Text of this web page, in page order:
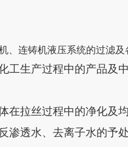
、连铸机液压系统的过滤及
工生产过程中的产品及
在拉丝过程中的净化及
渗透水、去离子水的予